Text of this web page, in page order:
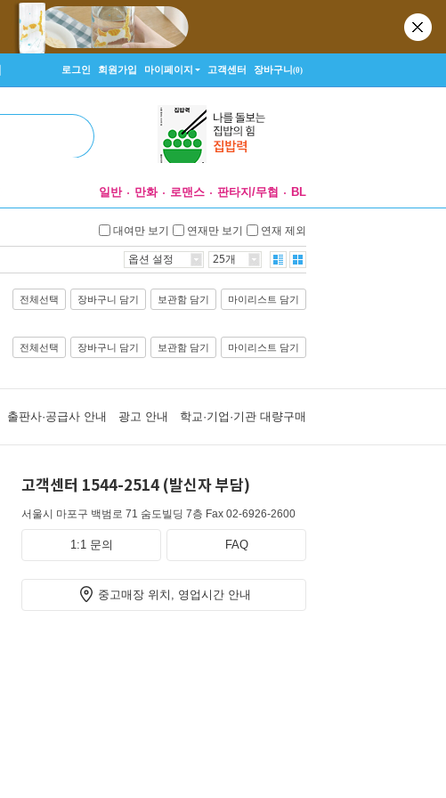
로그인 회원가입 마이페이지 고객센터 장바구니(0)
일반 만화 로맨스 판타지/무협 BL
대여만 보기 연재만 보기 연재 제외
옵션 설정 25개
전체선택 장바구니 담기 보관함 담기 마이리스트 담기
전체선택 장바구니 담기 보관함 담기 마이리스트 담기
출판사·공급사 안내 광고 안내 학교·기업·기관 대량구매
고객센터 1544-2514 (발신자 부담)
서울시 마포구 백범로 71 숨도빌딩 7층 Fax 02-6926-2600
1:1 문의 FAQ
중고매장 위치, 영업시간 안내